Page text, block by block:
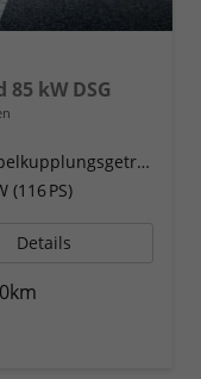
kW DSG
Doppelkupplungsgetriebe (DSG)
(116 PS)
Details